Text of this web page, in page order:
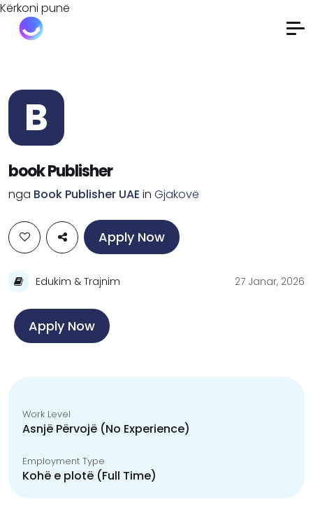
Kërkoni punë
B
book Publisher
nga Book Publisher UAE in Gjakovë
Apply Now
Edukim & Trajnim 27 Janar, 2026
Apply Now
Work Level
Asnjë Përvojë (No Experience)
Employment Type
Kohë e plotë (Full Time)